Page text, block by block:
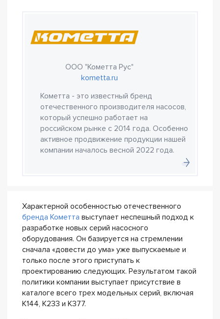
ООО "Кометта Рус"
kometta.ru
Кометта - это известный бренд
отечественного производителя насосов,
который успешно работает на
российском рынке с 2014 года. Особенно
активное продвижение продукции нашей
компании началось весной 2022 года.
Характерной особенностью отечественного
бренда Кометта выступает неспешный подход к
разработке новых серий насосного
оборудования. Он базируется на стремлении
сначала «довести до ума» уже выпускаемые и
только после этого приступать к
проектированию следующих. Результатом такой
политики компании выступает присутствие в
каталоге всего трех модельных серий, включая
К144, К233 и К377.